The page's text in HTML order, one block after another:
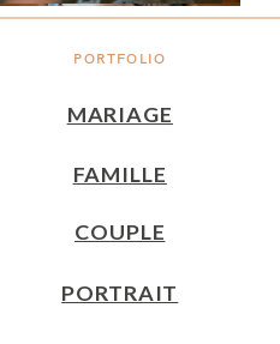
PORTFOLIO
MARIAGE
FAMILLE
COUPLE
PORTRAIT